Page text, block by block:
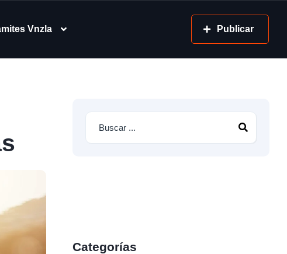
Vnzla Publicar
Categorías